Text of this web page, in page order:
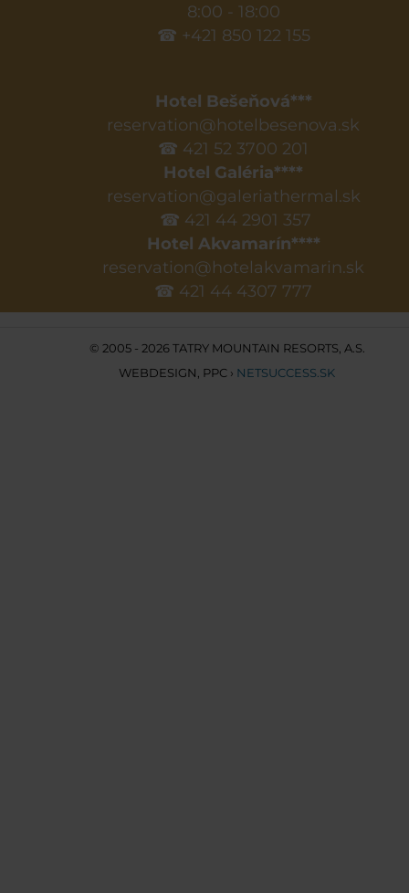
8:00 - 18:00
☎ +421 850 122 155
Hotel Bešeňová***
reservation@hotelbesenova.sk
☎ 421 52 3700 201
Hotel Galéria****
reservation@galeriathermal.sk
☎ 421 44 2901 357
Hotel Akvamarín****
reservation@hotelakvamarin.sk
☎ 421 44 4307 777
© 2005 - 2026 TATRY MOUNTAIN RESORTS, A.S.
WEBDESIGN PPC › NETSUCCESS.SK